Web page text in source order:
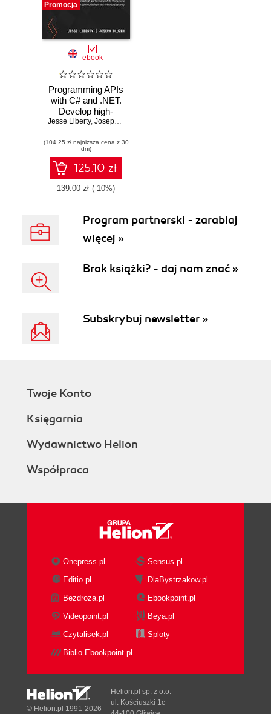
Promocja
ebook
Programming APIs
with C# and .NET.
Develop high-
performance APIs
seamless
application
communication
and enhanced
security
Jesse Liberty, Joseph Dluzen
(104,25 zł najniższa cena z 30
dni)
125.10 zł
139.00 zł (-10%)
Program partnerski - zarabiaj
więcej »
Brak książki? - daj nam znać »
Subskrybuj newsletter »
Twoje Konto
Księgarnia
Wydawnictwo Helion
Współpraca
Onepress.pl
Sensus.pl
Editio.pl
DlaBystrzakow.pl
Bezdroza.pl
Ebookpoint.pl
Videopoint.pl
Beya.pl
Czytalisek.pl
Sploty
Biblio.Ebookpoint.pl
© Helion.pl 1991-2026
Helion.pl sp. z o.o.
ul. Kościuszki 1c